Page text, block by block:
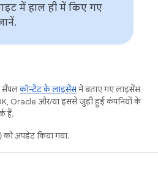
में हाल ही में किए गए
सैंपलकॉन्टेंट के लाइसेंसमें बताए गए लाइसेंस
Oracle और/या इससे जुड़ी हुई कंपनियों के
हैं.
अपडेट किया गया.